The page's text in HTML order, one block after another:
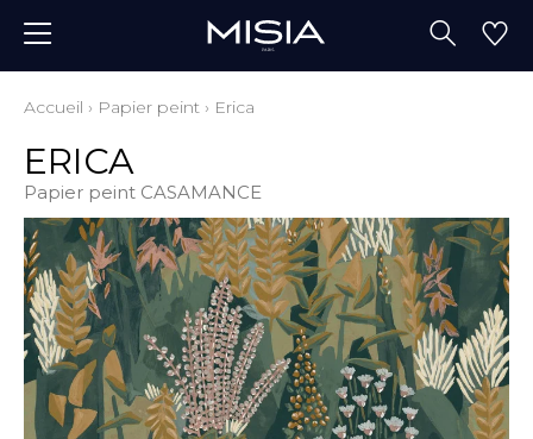
Accueil › Papier peint › Erica
ERICA
Papier peint CASAMANCE